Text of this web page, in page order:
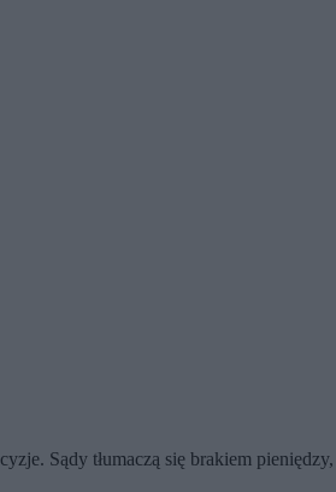
Sądy tłumaczą się brakiem